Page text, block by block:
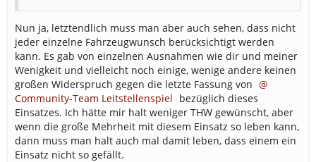
Nun ja, letztendlich muss man aber auch sehen, dass nicht
jeder einzelne Fahrzeugwunsch berücksichtigt werden
kann. Es gab von einzelnen Ausnahmen wie dir und meiner
Wenigkeit und vielleicht noch einige, wenige andere keinen
großen Widerspruch gegen die letzte Fassung von
Community-Team Leitstellenspiel bezüglich dieses
Einsatzes. Ich hätte mir halt weniger THW gewünscht, aber
wenn die große Mehrheit mit diesem Einsatz so leben kann,
dann muss man halt auch mal damit leben, dass einem ein
Einsatz nicht so gefällt.